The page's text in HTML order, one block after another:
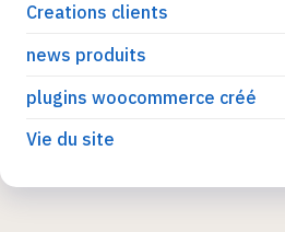
Creations clients
news produits
plugins woocommerce créé
Vie du site